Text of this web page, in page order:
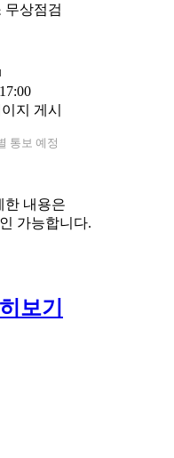
무상점검
지 게시
통보 예정
한 내용은
가능합니다.
보기